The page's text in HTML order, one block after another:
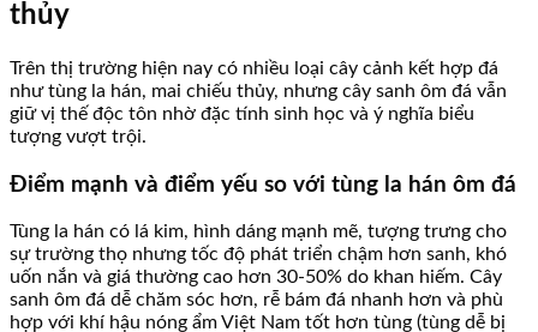
thủy
Trên thị trường hiện nay có nhiều loại cây cảnh kết hợp đá
như tùng la hán, mai chiếu thủy, nhưng cây sanh ôm đá vẫn
giữ vị thế độc tôn nhờ đặc tính sinh học và ý nghĩa biểu
tượng vượt trội.
Điểm mạnh và điểm yếu so với tùng la hán ôm đá
Tùng la hán có lá kim, hình dáng mạnh mẽ, tượng trưng cho
sự trường thọ nhưng tốc độ phát triển chậm hơn sanh, khó
uốn nắn và giá thường cao hơn 30-50% do khan hiếm. Cây
sanh ôm đá dễ chăm sóc hơn, rễ bám đá nhanh hơn và phù
hợp với khí hậu nóng ẩm Việt Nam tốt hơn tùng (tùng dễ bị